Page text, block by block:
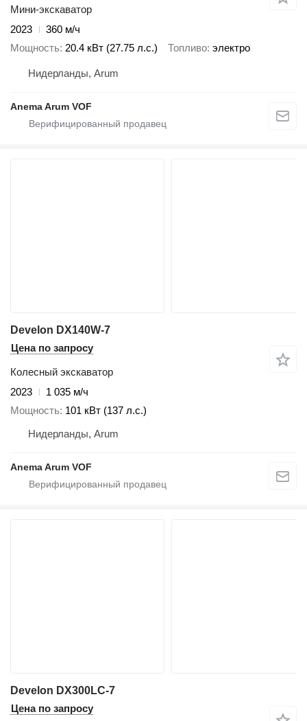
Мини-экскаватор
2023
360 м/ч
Мощность 20.4 кВт (27.75 л.с.) Топливо электро
Нидерланды, Arum
Anema Arum VOF
Develon DX140W-7
Цена по запросу
Колесный экскаватор
2023
1 035 м/ч
Мощность 101 кВт (137 л.с.)
Нидерланды, Arum
Anema Arum VOF
Develon DX300LC-7
Цена по запросу